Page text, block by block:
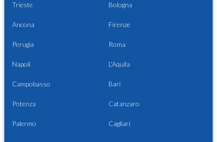
Trieste Bologna
Ancona Firenze
Perugia Roma
Napoli L'Aquila
Campobasso Bari
Potenza Catanzaro
Palermo Cagliari